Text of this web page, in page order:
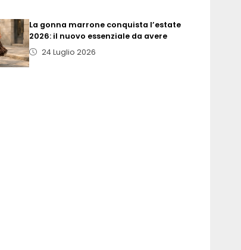
La gonna marrone conquista l’estate
2026: il nuovo essenziale da avere
24 Luglio 2026